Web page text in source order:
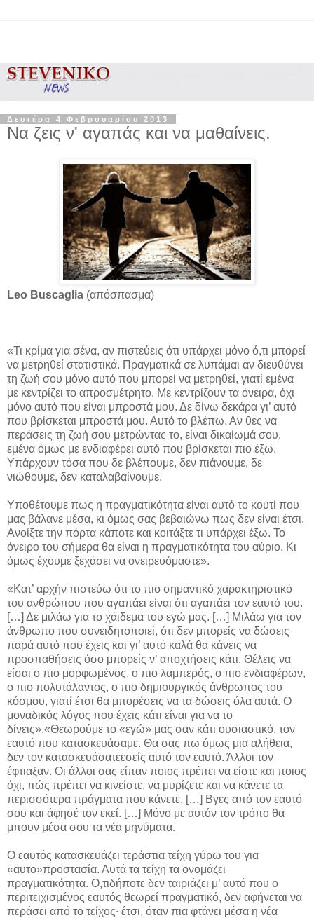
Δευτέρα 4 Φεβρουαρίου 2013
Να ζεις ν' αγαπάς και να μαθαίνεις.
Leo Buscaglia (απόσπασμα)
«Τι κρίμα για σένα, αν πιστεύεις ότι υπάρχει μόνο ό,τι μπορεί
να μετρηθεί στατιστικά. Πραγματικά σε λυπάμαι αν διευθύνει
τη ζωή σου μόνο αυτό που μπορεί να μετρηθεί, γιατί εμένα
με κεντρίζει το απροσμέτρητο. Με κεντρίζουν τα όνειρα, όχι
μόνο αυτό που είναι μπροστά μου. Δε δίνω δεκάρα γι’ αυτό
που βρίσκεται μπροστά μου. Αυτό το βλέπω. Αν θες να
περάσεις τη ζωή σου μετρώντας το, είναι δικαίωμά σου,
εμένα όμως με ενδιαφέρει αυτό που βρίσκεται πιο έξω.
Υπάρχουν τόσα που δε βλέπουμε, δεν πιάνουμε, δε
νιώθουμε, δεν καταλαβαίνουμε.
Υποθέτουμε πως η πραγματικότητα είναι αυτό το κουτί που
μας βάλανε μέσα, κι όμως σας βεβαιώνω πως δεν είναι έτσι.
Ανοίξτε την πόρτα κάποτε και κοιτάξτε τι υπάρχει έξω. Το
όνειρο του σήμερα θα είναι η πραγματικότητα του αύριο. Κι
όμως έχουμε ξεχάσει να ονειρευόμαστε».
«Κατ’ αρχήν πιστεύω ότι το πιο σημαντικό χαρακτηριστικό
του ανθρώπου που αγαπάει είναι ότι αγαπάει τον εαυτό του.
[…] Δε μιλάω για το χάιδεμα του εγώ μας. […] Μιλάω για τον
άνθρωπο που συνειδητοποιεί, ότι δεν μπορείς να δώσεις
παρά αυτό που έχεις και γι’ αυτό καλά θα κάνεις να
προσπαθήσεις όσο μπορείς ν’ αποχτήσεις κάτι. Θέλεις να
είσαι ο πιο μορφωμένος, ο πιο λαμπερός, ο πιο ενδιαφέρων,
ο πιο πολυτάλαντος, ο πιο δημιουργικός άνθρωπος του
κόσμου, γιατί έτσι θα μπορέσεις να τα δώσεις όλα αυτά. Ο
μοναδικός λόγος που έχεις κάτι είναι για να το
δίνεις».«Θεωρούμε το «εγώ» μας σαν κάτι ουσιαστικό, τον
εαυτό που κατασκευάσαμε. Θα σας πω όμως μια αλήθεια,
δεν τον κατασκευάσατεεσείς αυτό τον εαυτό. Άλλοι τον
έφτιαξαν. Οι άλλοι σας είπαν ποιος πρέπει να είστε και ποιος
όχι, πώς πρέπει να κινείστε, να μυρίζετε και να κάνετε τα
περισσότερα πράγματα που κάνετε. […] Βγες από τον εαυτό
σου και άφησέ τον εκεί. […] Μόνο με αυτόν τον τρόπο θα
μπουν μέσα σου τα νέα μηνύματα.
Ο εαυτός κατασκευάζει τεράστια τείχη γύρω του για
«αυτο»προστασία. Αυτά τα τείχη τα ονομάζει
πραγματικότητα. Ο,τιδήποτε δεν ταιριάζει μ’ αυτό που ο
περιτειχισμένος εαυτός θεωρεί πραγματικό, δεν αφήνεται να
περάσει από το τείχος∙ έτσι, όταν πια φτάνει μέσα η νέα